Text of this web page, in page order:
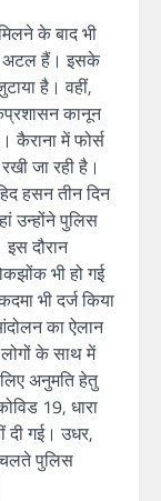
के बाद भी
अटल हैं। इसके
है। वहीं,
कानून
कैराना में फोर्स
जा रही है।
हसन तीन दिन
उन्होंने पुलिस
दौरान
भी हो गई
भी दर्ज किया
का ऐलान
के साथ में
अनुमति हेतु
19, धारा
दी गई। उधर,
पुलिस